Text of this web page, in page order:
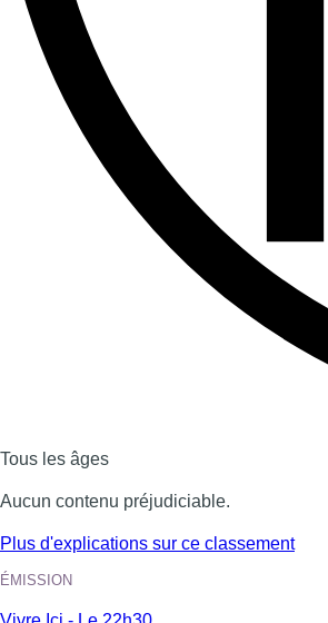
Tous les âges
Aucun contenu préjudiciable.
Plus d'explications sur ce classement
ÉMISSION